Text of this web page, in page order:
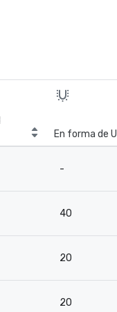
En forma de U
-
40
20
20